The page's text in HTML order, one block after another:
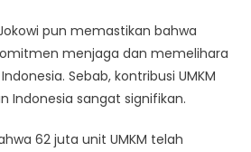
pun memastikan bahwa
menjaga dan memelihara
Sebab, kontribusi UMKM
Indonesia sangat signifikan.
62 juta unit UMKM telah